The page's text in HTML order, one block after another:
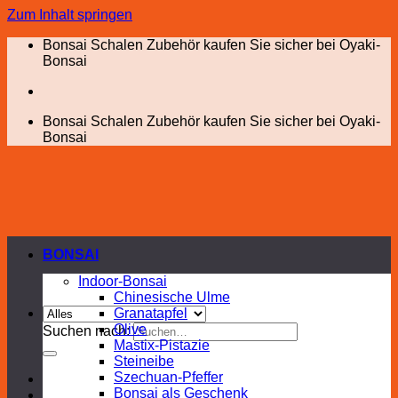
Zum Inhalt springen
Bonsai Schalen Zubehör kaufen Sie sicher bei Oyaki-
Bonsai
Bonsai Schalen Zubehör kaufen Sie sicher bei Oyaki-
Bonsai
Suchen nach:
BONSAI
Indoor-Bonsai
Chinesische Ulme
Granatapfel
Olive
Mastix-Pistazie
Steineibe
Szechuan-Pfeffer
Bonsai als Geschenk